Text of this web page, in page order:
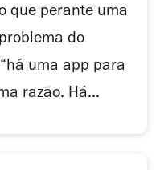
que perante uma
do
uma app para
razão. Há...